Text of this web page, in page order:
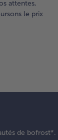
attentes,
le prix
de bofrost*.